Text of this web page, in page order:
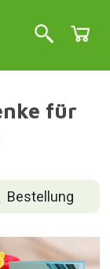
für
Bestellung